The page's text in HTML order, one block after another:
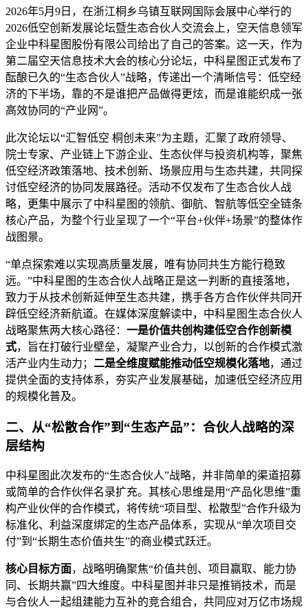
2026年5月9日，在浙江桐乡乌镇互联网国际会展中心举行的
2026低空创新发展论坛暨生态合伙人交流会上，空天信息领军
企业中科星图股份有限公司给出了自己的答案。这一天，作为
第二届空天信息技术大会的核心分论坛，中科星图正式发布了
酝酿已久的“生态合伙人”战略，传递出一个清晰信号：低空经
济的下半场，靠的不是谁把产品做得更炫，而是谁能织成一张
高效协同的“产业网”。
此次论坛以“汇智低空 桐创未来”为主题，汇聚了政府领导、
院士专家、产业链上下游企业、生态伙伴与投资机构等，聚焦
低空经济政策落地、技术创新、场景应用与生态共建，共同探
讨低空经济的协同发展路径。活动不仅发布了生态合伙人战
略，更集中展示了中科星图的领航、御航、智航等低空全链条
核心产品，为整个行业呈现了一个“平台+伙伴+场景”的整体作
战图景。
“单点探索难以实现高质量发展，唯有协同共生方能行稳致
远。”中科星图的生态合伙人战略正是这一判断的直接落地，
致力于从技术创新延伸至生态共建，携手各方合作伙伴共同开
辟低空经济新航道。在媒体深度解读中，中科星图生态合伙人
战略聚焦两大核心路径： 一是价值共创构建低空合作创新模
式，旨在打破行业壁垒，凝聚产业合力，以创新的合作模式激
活产业内生动力； 二是全维度赋能推动低空规模化落地，通过
提供全面的支持体系，夯实产业发展基础，加速低空经济应用
的规模化普及。
二、从“松散合作”到“生态产品”：合伙人战略的深
层结构
中科星图此次发布的“生态合伙人”战略，并非简单的渠道招募
或简单的合作伙伴名录扩充。其核心思维是用“产品化思维”重
构产业伙伴的合作模式，将传统“项目型、松散型”合作升级为
标准化、利益深度绑定的生态产品体系，实现从“单次项目交
付”到“长期生态价值共生”的商业模式跃迁。
核心目标方面，战略明确聚焦“价值共创、项目赢取、能力协
同、长期共赢”四大维度。中科星图并非只是推销技术，而是
与合伙人一起组建能力互补的竞合组合，共同应对万亿市场规